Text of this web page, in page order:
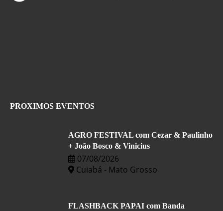
PROXIMOS EVENTOS
AGRO FESTIVAL com Cezar & Paulinho
+ João Bosco & Vinicius
07/08/2026
Cuiabá - Mato Grosso
FLASHBACK PAPAI com Banda